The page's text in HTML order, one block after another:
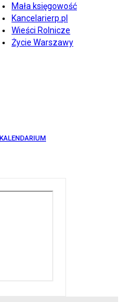
Mała księgowość
Kancelarierp.pl
Wieści Rolnicze
Życie Warszawy
KALENDARIUM